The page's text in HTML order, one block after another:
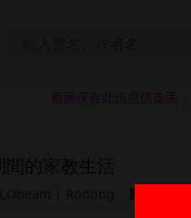
截圖保存此信息防走丢
LObeam | Rodong